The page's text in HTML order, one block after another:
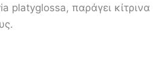
platyglossa, παράγει